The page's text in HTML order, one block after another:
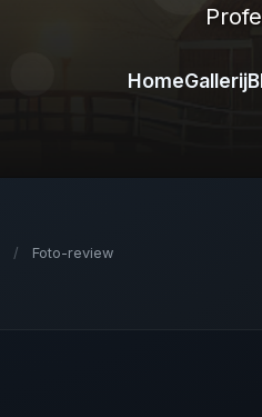
HomeGallerij
/ Foto-review